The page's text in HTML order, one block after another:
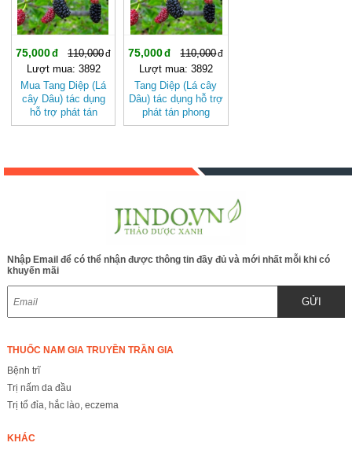
75,000
110,000
Lượt mua: 3892
Mua Tang Diệp (Lá
cây Dâu) tác dụng
hỗ trợ phát tán
phong nhiệt, thanh
75,000
110,000
Lượt mua: 3892
Tang Diệp (Lá cây
Dâu) tác dụng hỗ trợ
phát tán phong
nhiệt, thanh can
Nhập Email để có thể nhận được thông tin đầy đủ và mới nhất mỗi khi có
khuyến mãi
GỬI
THUỐC NAM GIA TRUYỀN TRẦN GIA
Bệnh trĩ
Trị nấm da đầu
Trị tổ đỉa, hắc lào, eczema
KHÁC